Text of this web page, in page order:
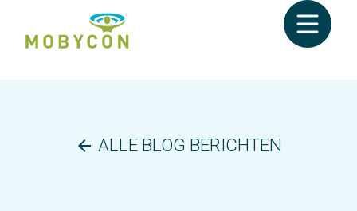
arrow_back ALLE BLOG BERICHTEN